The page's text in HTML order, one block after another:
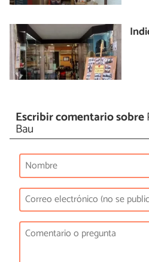
Escribir comentario sobre
Bau